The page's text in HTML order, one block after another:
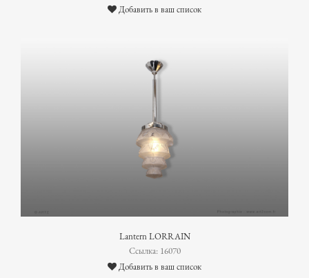
Добавить в ваш список
Lantern LORRAIN
Ссылка: 16070
Добавить в ваш список